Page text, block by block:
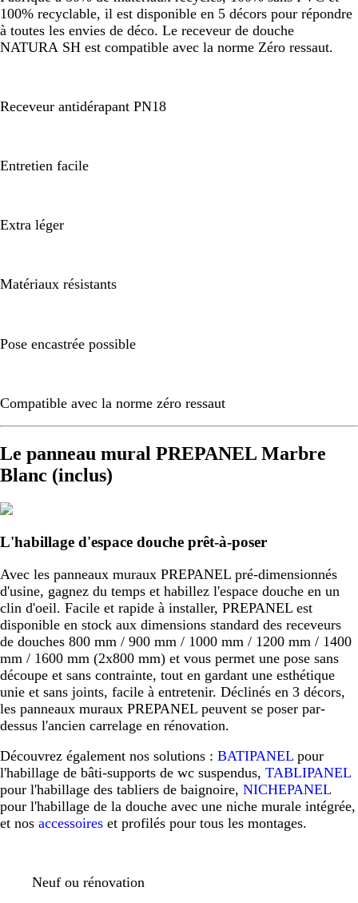
100% recyclable, il est disponible en 5 décors pour répondre
à toutes les envies de déco. Le receveur de douche
NATURA SH est compatible avec la norme Zéro ressaut.
Receveur antidérapant PN18
Entretien facile
Extra léger
Matériaux résistants
Pose encastrée possible
Compatible avec la norme zéro ressaut
Le panneau mural PREPANEL Marbre
Blanc (inclus)
L'habillage d'espace douche prêt-à-poser
Avec les panneaux muraux PREPANEL pré-dimensionnés
d'usine, gagnez du temps et habillez l'espace douche en un
clin d'oeil. Facile et rapide à installer, PREPANEL est
disponible en stock aux dimensions standard des receveurs
de douches 800 mm / 900 mm / 1000 mm / 1200 mm / 1400
mm / 1600 mm (2x800 mm) et vous permet une pose sans
découpe et sans contrainte, tout en gardant une esthétique
unie et sans joints, facile à entretenir. Déclinés en 3 décors,
les panneaux muraux PREPANEL peuvent se poser par-
dessus l'ancien carrelage en rénovation.
Découvrez également nos solutions : BATIPANEL pour
l'habillage de bâti-supports de wc suspendus, TABLIPANEL
pour l'habillage des tabliers de baignoire, NICHEPANEL
pour l'habillage de la douche avec une niche murale intégrée,
et nos accessoires et profilés pour tous les montages.
Neuf ou rénovation